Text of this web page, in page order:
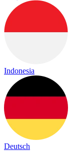
Indonesia
Deutsch